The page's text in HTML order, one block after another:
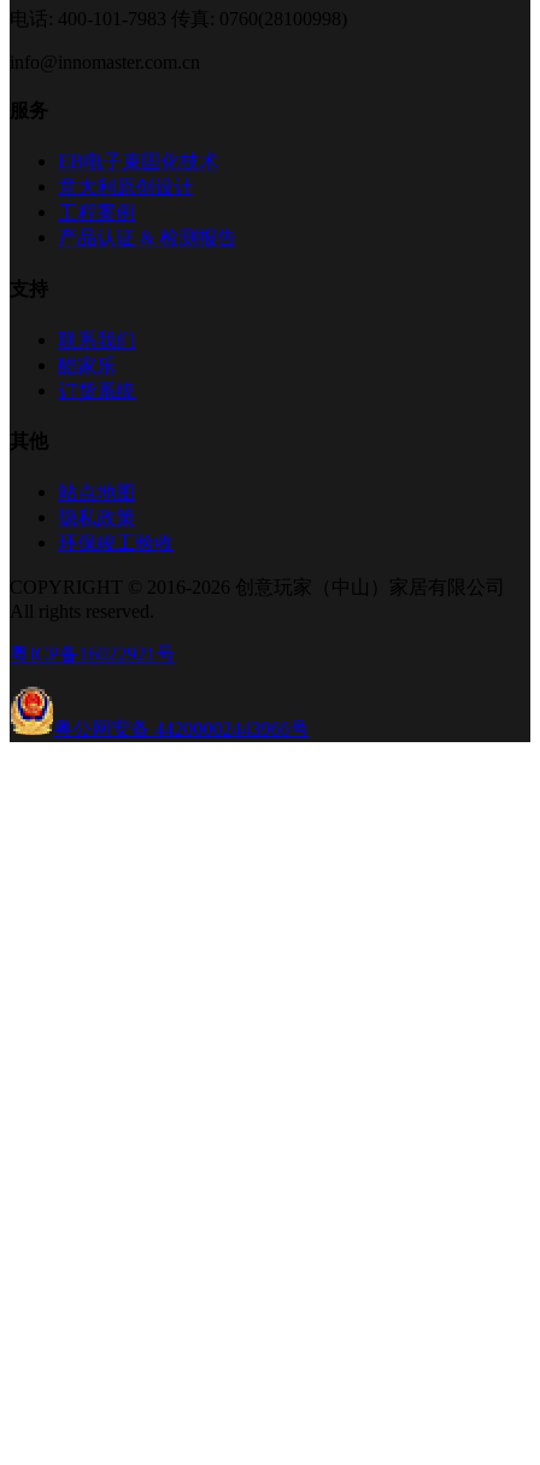
电话: 400-101-7983 传真: 0760(28100998)
info@innomaster.com.cn
服务
EB电子束固化技术
意大利原创设计
工程案例
产品认证 & 检测报告
支持
联系我们
酷家乐
订货系统
其他
站点地图
隐私政策
环保竣工验收
COPYRIGHT © 2016-2026 创意玩家（中山）家居有限公司
All rights reserved.
粤ICP备16022921号
粤公网安备 44200002443966号